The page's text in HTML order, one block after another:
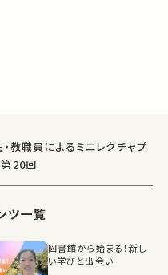
教職員によるミニレクチャプ
20回
ツ一覧
図書館から始まる！新し
い学びと出会い